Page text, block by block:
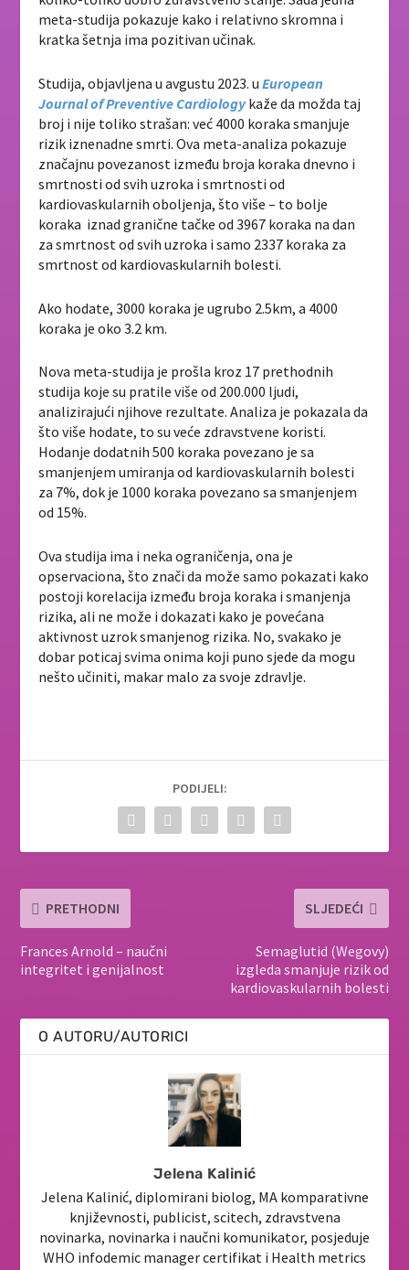
meta-studija pokazuje kako i relativno skromna i
kratka šetnja ima pozitivan učinak.
Studija, objavljena u avgustu 2023. uEuropean
Journal of Preventive Cardiologykaže da možda taj
broj i nije toliko strašan: već 4000 koraka smanjuje
rizik iznenadne smrti. Ova meta-analiza pokazuje
značajnu povezanost između broja koraka dnevno i
smrtnosti od svih uzroka i smrtnosti od
kardiovaskularnih oboljenja, što više – to bolje
koraka iznad granične tačke od 3967 koraka na dan
za smrtnost od svih uzroka i samo 2337 koraka za
smrtnost od kardiovaskularnih bolesti.
Ako hodate, 3000 koraka je ugrubo 2.5km, a 4000
koraka je oko 3.2 km.
Nova meta-studija je prošla kroz 17 prethodnih
studija koje su pratile više od 200.000 ljudi,
analizirajući njihove rezultate. Analiza je pokazala da
što više hodate, to su veće zdravstvene koristi.
Hodanje dodatnih 500 koraka povezano je sa
smanjenjem umiranja od kardiovaskularnih bolesti
za 7%, dok je 1000 koraka povezano sa smanjenjem
od 15%.
Ova studija ima i neka ograničenja, ona je
opservaciona, što znači da može samo pokazati kako
postoji korelacija između broja koraka i smanjenja
rizika, ali ne može i dokazati kako je povećana
aktivnost uzrok smanjenog rizika. No, svakako je
dobar poticaj svima onima koji puno sjede da mogu
nešto učiniti, makar malo za svoje zdravlje.
PODIJELI:
PRETHODNI
Frances Arnold – naučni
integritet i genijalnost
SLJEDEĆI
Semaglutid (Wegovy)
izgleda smanjuje rizik od
kardiovaskularnih bolesti
O AUTORU/AUTORICI
Jelena Kalinić
Jelena Kalinić, diplomirani biolog, MA komparativne
književnosti, publicist, scitech, zdravstvena
novinarka, novinarka i naučni komunikator, posjeduje
WHO infodemic manager certifikat i Health metrics